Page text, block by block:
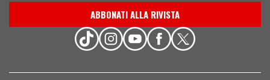
ABBONATI ALLA RIVISTA